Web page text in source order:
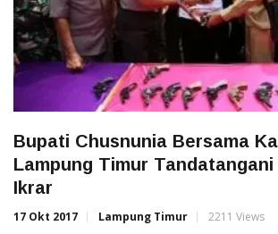
Bupati Chusnunia Bersama
Lampung Timur Tandatangani
Ikrar
17 Okt 2017 Lampung Timur 2211 Views